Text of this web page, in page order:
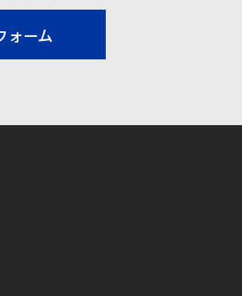
ォーム